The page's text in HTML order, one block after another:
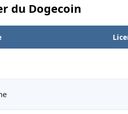
du Dogecoin